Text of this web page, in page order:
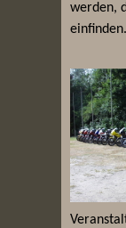
werden,
einfinden.